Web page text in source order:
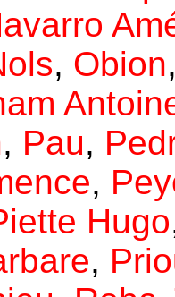
, Obion
, Pau,
,
Hugo
,